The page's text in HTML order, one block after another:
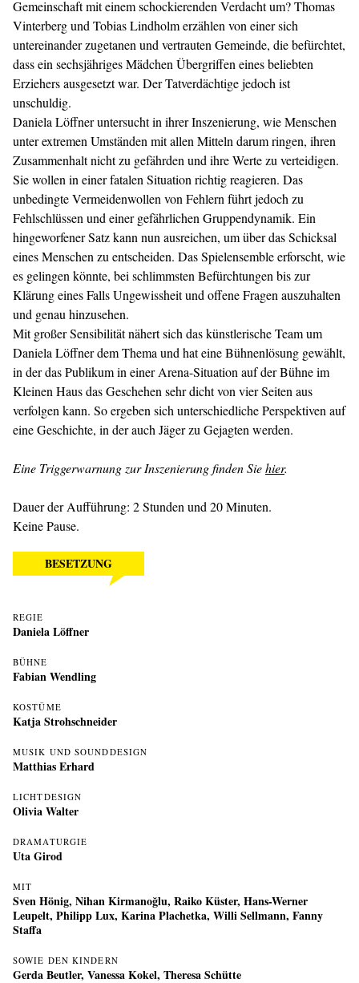
Gemeinschaft mit einem schockierenden Verdacht um? Thomas
Vinterberg und Tobias Lindholm erzählen von einer sich
untereinander zugetanen und vertrauten Gemeinde, die befürchtet,
dass ein sechsjähriges Mädchen Übergriffen eines beliebten
Erziehers ausgesetzt war. Der Tatverdächtige jedoch ist
unschuldig.
Daniela Löffner untersucht in ihrer Inszenierung, wie Menschen
unter extremen Umständen mit allen Mitteln darum ringen, ihren
Zusammenhalt nicht zu gefährden und ihre Werte zu verteidigen.
Sie wollen in einer fatalen Situation richtig reagieren. Das
unbedingte Vermeidenwollen von Fehlern führt jedoch zu
Fehlschlüssen und einer gefährlichen Gruppendynamik. Ein
hingeworfener Satz kann nun ausreichen, um über das Schicksal
eines Menschen zu entscheiden. Das Spielensemble erforscht, wie
es gelingen könnte, bei schlimmsten Befürchtungen bis zur
Klärung eines Falls Ungewissheit und offene Fragen auszuhalten
und genau hinzusehen.
Mit großer Sensibilität nähert sich das künstlerische Team um
Daniela Löffner dem Thema und hat eine Bühnenlösung gewählt,
in der das Publikum in einer Arena-Situation auf der Bühne im
Kleinen Haus das Geschehen sehr dicht von vier Seiten aus
verfolgen kann. So ergeben sich unterschiedliche Perspektiven auf
eine Geschichte, in der auch Jäger zu Gejagten werden.
Eine Triggerwarnung zur Inszenierung finden Siehier.
Dauer der Aufführung: 2 Stunden und 20 Minuten.
Keine Pause.
BESETZUNG
REGIE
Daniela Löffner
BÜHNE
Fabian Wendling
KOSTÜME
Katja Strohschneider
MUSIK UND SOUNDDESIGN
Matthias Erhard
LICHTDESIGN
Olivia Walter
DRAMATURGIE
Uta Girod
MIT
Sven Hönig, Nihan Kirmanoğlu, Raiko Küster, Hans-Werner
Leupelt, Philipp Lux, Karina Plachetka, Willi Sellmann, Fanny
Staffa
SOWIE DEN KINDERN
Gerda Beutler, Vanessa Kokel, Theresa Schütte